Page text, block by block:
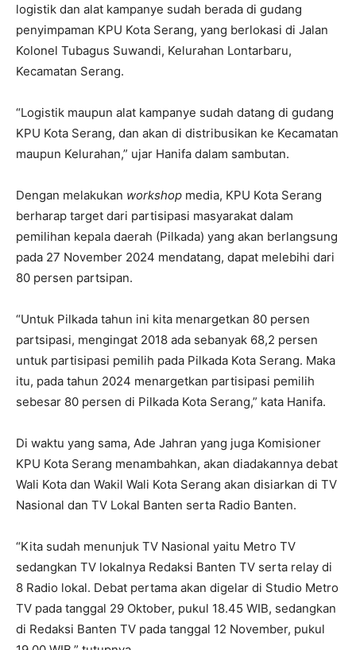
logistik dan alat kampanye sudah berada di gudang
penyimpaman KPU Kota Serang, yang berlokasi di Jalan
Kolonel Tubagus Suwandi, Kelurahan Lontarbaru,
Kecamatan Serang.
“Logistik maupun alat kampanye sudah datang di gudang
KPU Kota Serang, dan akan di distribusikan ke Kecamatan
maupun Kelurahan,” ujar Hanifa dalam sambutan.
Dengan melakukan workshop media, KPU Kota Serang
berharap target dari partisipasi masyarakat dalam
pemilihan kepala daerah (Pilkada) yang akan berlangsung
pada 27 November 2024 mendatang, dapat melebihi dari
80 persen partsipan.
“Untuk Pilkada tahun ini kita menargetkan 80 persen
partsipasi, mengingat 2018 ada sebanyak 68,2 persen
untuk partisipasi pemilih pada Pilkada Kota Serang. Maka
itu, pada tahun 2024 menargetkan partisipasi pemilih
sebesar 80 persen di Pilkada Kota Serang,” kata Hanifa.
Di waktu yang sama, Ade Jahran yang juga Komisioner
KPU Kota Serang menambahkan, akan diadakannya debat
Wali Kota dan Wakil Wali Kota Serang akan disiarkan di TV
Nasional dan TV Lokal Banten serta Radio Banten.
“Kita sudah menunjuk TV Nasional yaitu Metro TV
sedangkan TV lokalnya Redaksi Banten TV serta relay di
8 Radio lokal. Debat pertama akan digelar di Studio Metro
TV pada tanggal 29 Oktober, pukul 18.45 WIB, sedangkan
di Redaksi Banten TV pada tanggal 12 November, pukul